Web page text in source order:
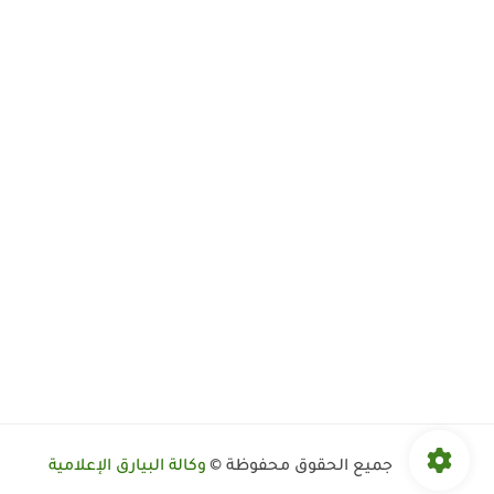
جميع الحقوق محفوظة © وكالة البيارق الإعلامية